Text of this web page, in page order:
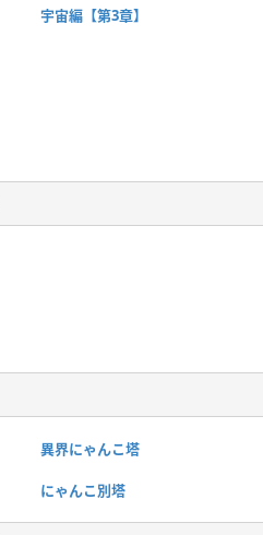
宇宙編【第3章】
異界にゃんこ塔
にゃんこ別塔